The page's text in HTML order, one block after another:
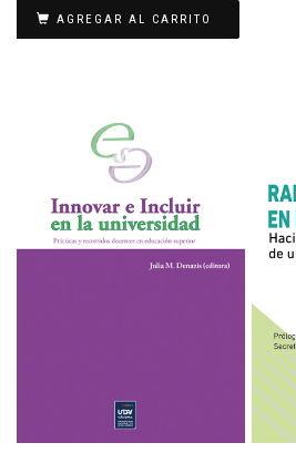
AGREGAR AL CARRITO